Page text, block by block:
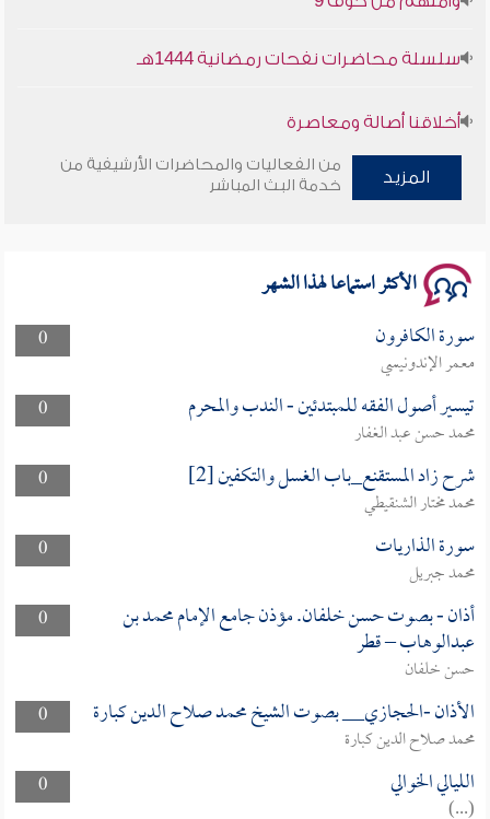
سلسلة محاضرات نفحات رمضانية 1444هـ
أخلاقنا أصالة ومعاصرة
وأمنهم من خوف 9
المزيد
من الفعاليات والمحاضرات الأرشيفية من
خدمة البث المباشر
الأكثر استماعا لهذا الشهر
0 سورة الكافرون
معمر الإندونيسي
0
تيسير أصول الفقه للمبتدئين - الندب والمحرم
محمد حسن عبد الغفار
0
شرح زاد المستقنع_باب الغسل والتكفين [2]
محمد مختار الشنقيطي
0
سورة الذاريات
محمد جبريل
0
أذان - بصوت حسن خلفان. مؤذن جامع الإمام محمد بن
عبدالوهاب – قطر
حسن خلفان
0
الأذان -الحجازي__ بصوت الشيخ محمد صلاح الدين كبارة
محمد صلاح الدين كبارة
0
الليالي الخوالي
(...)